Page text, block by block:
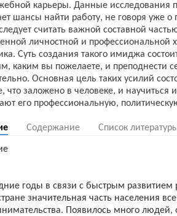
карьеры. Данные
шансы найти работу, не говоря уже
считать важной составной
личностной и профессиональной
Суть создания такого имиджа
каким вы пожелаете, и преподнести
Основная цель таких усилий
что заложено в человеке, и научиться
Содержание Список
годы в связи с быстрым
значительная часть населения
Появилось много